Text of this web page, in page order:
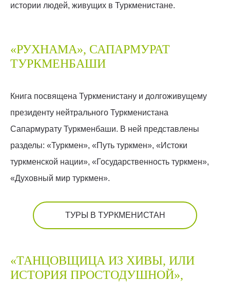
истории людей, живущих в Туркменистане.
«РУХНАМА», САПАРМУРАТ
ТУРКМЕНБАШИ
Книга посвящена Туркменистану и долгоживущему
президенту нейтрального Туркменистана
Сапармурату Туркменбаши. В ней представлены
разделы: «Туркмен», «Путь туркмен», «Истоки
туркменской нации», «Государственность туркмен»,
«Духовный мир туркмен».
ТУРЫ В ТУРКМЕНИСТАН
«ТАНЦОВЩИЦА ИЗ ХИВЫ, ИЛИ
ИСТОРИЯ ПРОСТОДУШНОЙ»,